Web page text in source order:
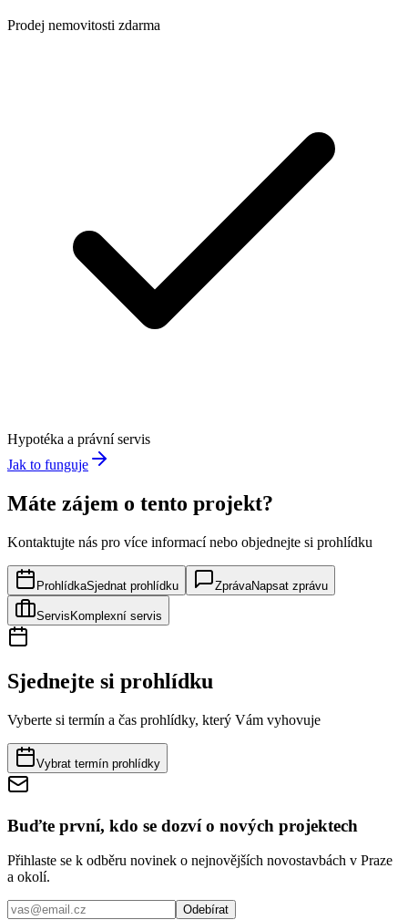
Prodej nemovitosti zdarma
Hypotéka a právní servis
Jak to funguje
Máte zájem o tento projekt?
Kontaktujte nás pro více informací nebo objednejte si prohlídku
ProhlídkaSjednat prohlídku ZprávaNapsat zprávu
Servis Komplexní servis
Sjednejte si prohlídku
Vyberte si termín a čas prohlídky, který Vám vyhovuje
Vybrat termín prohlídky
Buďte první, kdo se dozví o nových projektech
Přihlaste se k odběru novinek o nejnovějších novostavbách v Praze
a okolí.
Odebírat